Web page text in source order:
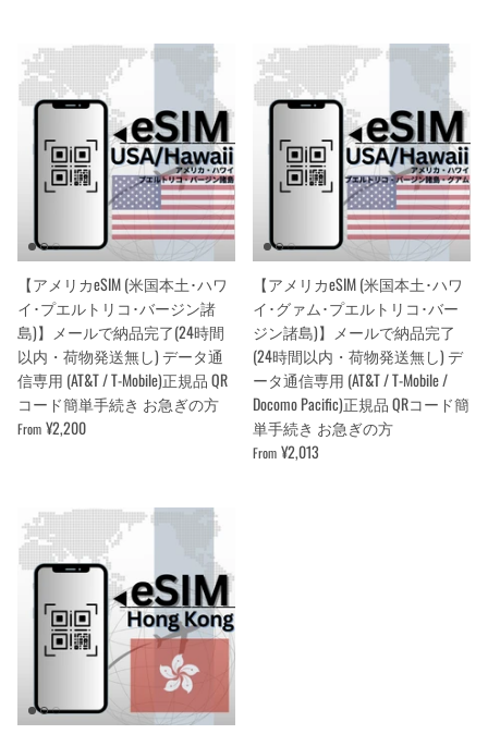
【アメリカeSIM (米国本土･ハワ
イ･プエルトリコ･バージン諸
島)】メールで納品完了(24時間
以内・荷物発送無し) データ通
信専用 (AT&T / T-Mobile)正規品 QR
コード簡単手続き お急ぎの方
From ¥2,200
【アメリカeSIM (米国本土･ハワ
イ･グァム･プエルトリコ･バー
ジン諸島)】メールで納品完了
(24時間以内・荷物発送無し) デ
ータ通信専用 (AT&T / T-Mobile /
Docomo Pacific)正規品 QRコード簡
単手続き お急ぎの方
From ¥2,013